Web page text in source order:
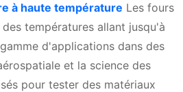
à haute température Les fours
températures allant jusqu'à
d'applications dans des
et la science des
pour tester des matériaux